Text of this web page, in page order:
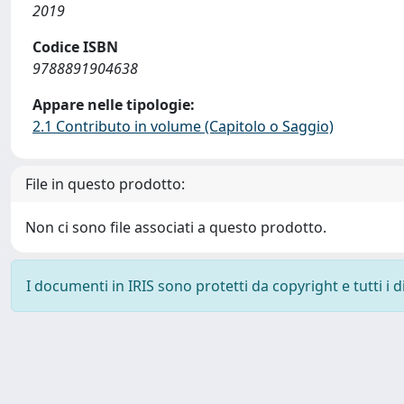
2019
Codice ISBN
9788891904638
Appare nelle tipologie:
2.1 Contributo in volume (Capitolo o Saggio)
File in questo prodotto:
Non ci sono file associati a questo prodotto.
I documenti in IRIS sono protetti da copyright e tutti i